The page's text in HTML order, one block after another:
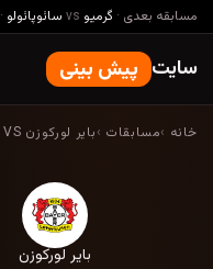
مسابقه بعدی · گرمیو vs سائوپائولو ·
سایت پیش بینی
خانه ›مسابقات ›بایر لورکوزن VS هامبورگ
بایر لورکوزن